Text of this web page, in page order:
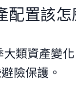
配置該怎
類資產變
險保護。